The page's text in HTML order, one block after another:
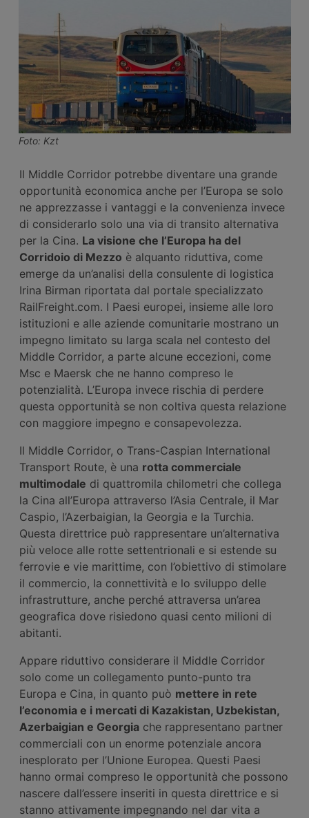
Foto: Kzt
Il Middle Corridor potrebbe diventare una grande
opportunità economica anche per l’Europa se solo
ne apprezzasse i vantaggi e la convenienza invece
di considerarlo solo una via di transito alternativa
per la Cina. La visione che l’Europa ha del
Corridoio di Mezzo è alquanto riduttiva, come
emerge da un’analisi della consulente di logistica
Irina Birman riportata dal portale specializzato
RailFreight.com. I Paesi europei, insieme alle loro
istituzioni e alle aziende comunitarie mostrano un
impegno limitato su larga scala nel contesto del
Middle Corridor, a parte alcune eccezioni, come
Msc e Maersk che ne hanno compreso le
potenzialità. L’Europa invece rischia di perdere
questa opportunità se non coltiva questa relazione
con maggiore impegno e consapevolezza.
Il Middle Corridor, o Trans-Caspian International
Transport Route, è una rotta commerciale
multimodale di quattromila chilometri che collega
la Cina all’Europa attraverso l’Asia Centrale, il Mar
Caspio, l’Azerbaigian, la Georgia e la Turchia.
Questa direttrice può rappresentare un’alternativa
più veloce alle rotte settentrionali e si estende su
ferrovie e vie marittime, con l’obiettivo di stimolare
il commercio, la connettività e lo sviluppo delle
infrastrutture, anche perché attraversa un’area
geografica dove risiedono quasi cento milioni di
abitanti.
Appare riduttivo considerare il Middle Corridor
solo come un collegamento punto-punto tra
Europa e Cina, in quanto può mettere in rete
l’economia e i mercati di Kazakistan, Uzbekistan,
Azerbaigian e Georgia che rappresentano partner
commerciali con un enorme potenziale ancora
inesplorato per l’Unione Europea. Questi Paesi
hanno ormai compreso le opportunità che possono
nascere dall’essere inseriti in questa direttrice e si
stanno attivamente impegnando nel dar vita a